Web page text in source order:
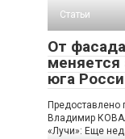
Статьи
От
меняется
юга
Предоставлено
Владимир
«Лучи»: Еще